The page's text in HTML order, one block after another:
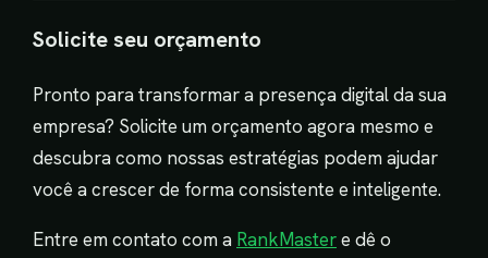
Solicite seu orçamento
Pronto para transformar a presença digital da sua
empresa? Solicite um orçamento agora mesmo e
descubra como nossas estratégias podem ajudar
você a crescer de forma consistente e inteligente.
Entre em contato com a RankMastere dê o